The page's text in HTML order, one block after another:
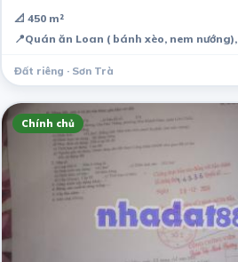
📐 450 m²
📍Quán ăn Loan ( bánh xèo, nem
Đất riêng · Sơn Trà
Chính chủ